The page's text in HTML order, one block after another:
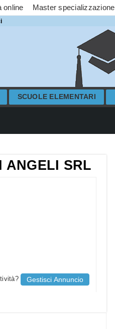
online Master specializzazione
SCUOLE ELEMENTARI
ANGELI SRL
Gestisci Annuncio